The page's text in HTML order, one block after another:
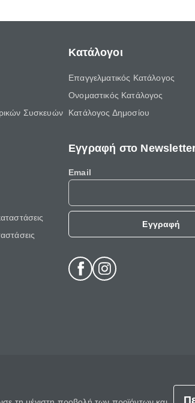
Συσκευών
Κατάλογοι
Επαγγελματικός Κατάλογος
Ονομαστικός Κατάλογος
Κατάλογος Δημοσίου
Εγγραφή στο
Email
Εγγραφή